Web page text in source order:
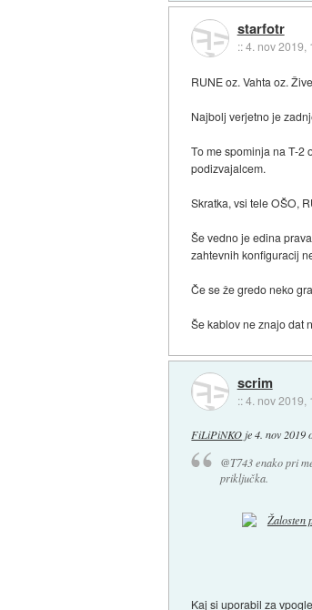
starfotr
::4. nov 2019,
RUNE oz. Vahta oz.
Najbolj verjetno je
To me spominja na T-2
podizvajalcem.
Skratka, vsi tele OŠO,
Še vedno je edina
zahtevnih konfiguracij
Če se že gredo neko
Še kablov ne znajo dat
scrim
::4. nov 2019,
FiLiPiNKOje4. nov 2019
@T743 enako pri
priključka.
Kaj si uporabil za